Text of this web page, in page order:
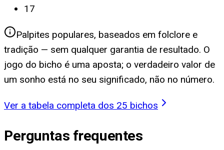
17
Palpites populares, baseados em folclore e
tradição — sem qualquer garantia de resultado. O
jogo do bicho é uma aposta; o verdadeiro valor de
um sonho está no seu significado, não no número.
Ver a tabela completa dos 25 bichos
Perguntas frequentes